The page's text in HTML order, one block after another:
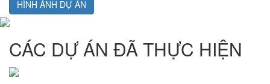
HÌNH ẢNH DỰ ÁN
CÁC DỰ ÁN ĐÃ THỰC HIỆN